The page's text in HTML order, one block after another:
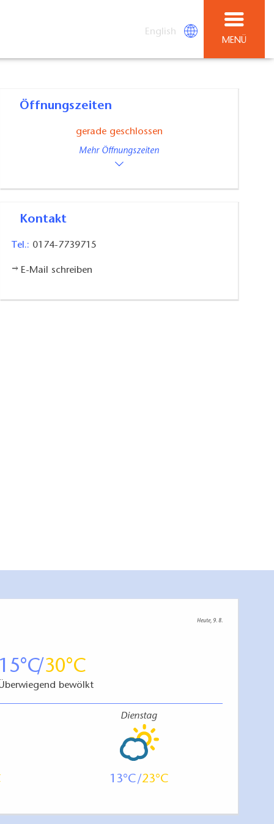
English
MENÜ
Öffnungszeiten
gerade geschlossen
Mehr Öffnungszeiten
Kontakt
Tel.: 0174-7739715
E-Mail schreiben
Heute, 9. 8.
15 30
bewölkt
Dienstag
13 23